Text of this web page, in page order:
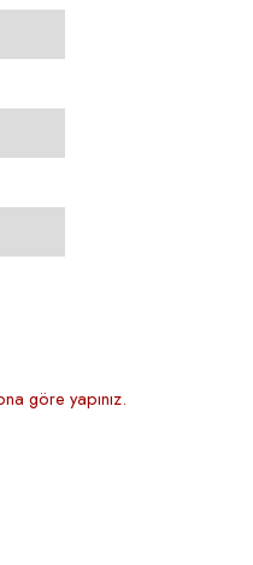
göre yapınız.